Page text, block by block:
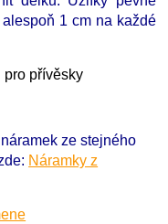
1 cm na každé
ze stejného
Náramky z